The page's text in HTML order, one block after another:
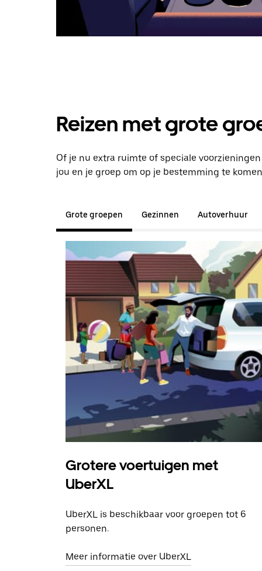
Reizen met grote
Of je nu extra ruimte of speciale
jou en je groep om op je bestemming te
Grote groepen Gezinnen Autoverhuur
Grotere voertuigen met
UberXL
UberXL is beschikbaar voor groepen tot 6
personen.
Meer informatie over UberXL